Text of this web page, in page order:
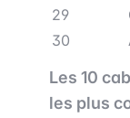
29
30
Les 10
les plus